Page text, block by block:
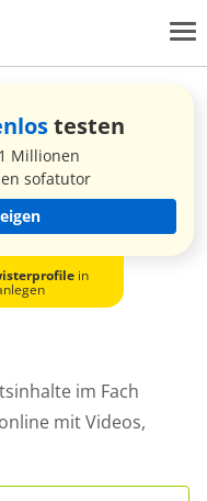
testen
Millionen
sofatutor
in
im Fach
mit Videos,